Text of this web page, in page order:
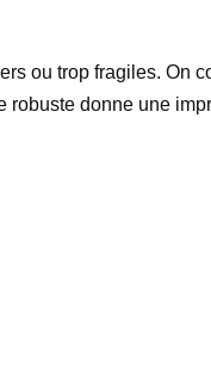
ou trop fragiles. On
donne une